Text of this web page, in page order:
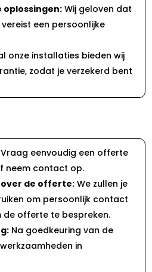
oplossingen: Wij geloven dat
een persoonlijke
onze installaties bieden wij
zodat je verzekerd bent
Vraag eenvoudig een offerte
neem contact op.
de offerte: We zullen je
om persoonlijk contact
de offerte te bespreken.
Na goedkeuring van de
in